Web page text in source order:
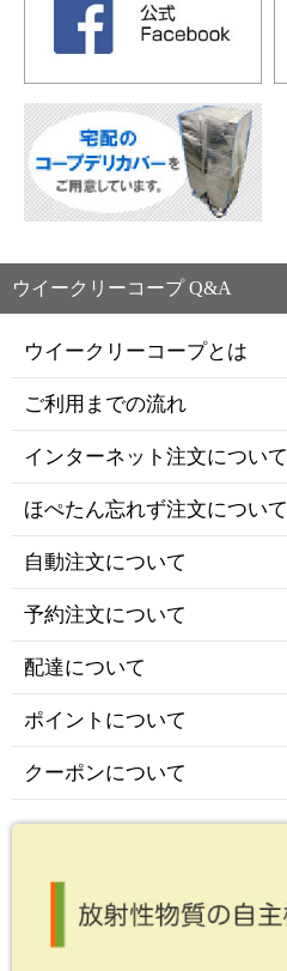
ウイークリーコープ Q&A
ウイークリーコープとは
ご利用までの流れ
インターネット注文について
ほぺたん忘れず注文について
自動注文について
予約注文について
配達について
ポイントについて
クーポンについて